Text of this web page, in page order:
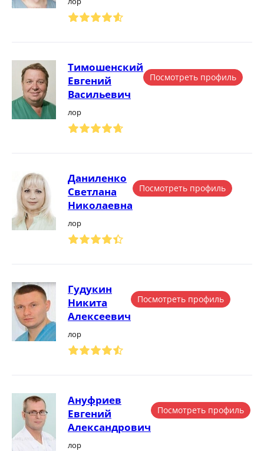
Тимошенский
Евгений
Васильевич
лор
Посмотреть профиль
Даниленко
Светлана
Николаевна
лор
Посмотреть профиль
Гудукин
Никита
Алексеевич
лор
Посмотреть профиль
Ануфриев
Евгений
Александрович
лор
Посмотреть профиль